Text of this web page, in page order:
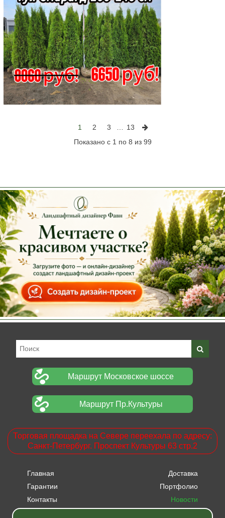
1 2 3
13
Показано с 1 по 8 из 99
Маршрут Московское шоссе
Маршрут Пр.Культуры
Торговая площадка на Севере переехала по адресу:
Санкт-Петербург. Проспект Культуры 63 стр.2
Главная
Доставка
Гарантии
Портфолио
Контакты
Новости